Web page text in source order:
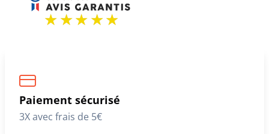
Paiement sécurisé
3X avec frais de 5€